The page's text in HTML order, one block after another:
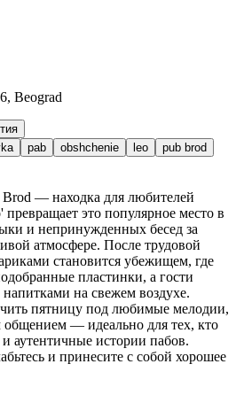
Beograd
pab obshchenie leo
pub brod
— находка для любителей
это популярное место в
и непринужденных бесед за
атмосфере. После трудовой
становится убежищем, где
пластинки, а гости
на свежем воздухе.
пятницу под любимые мелодии,
— идеально для тех, кто
аутентичные истории пабов.
и принесите с собой хорошее